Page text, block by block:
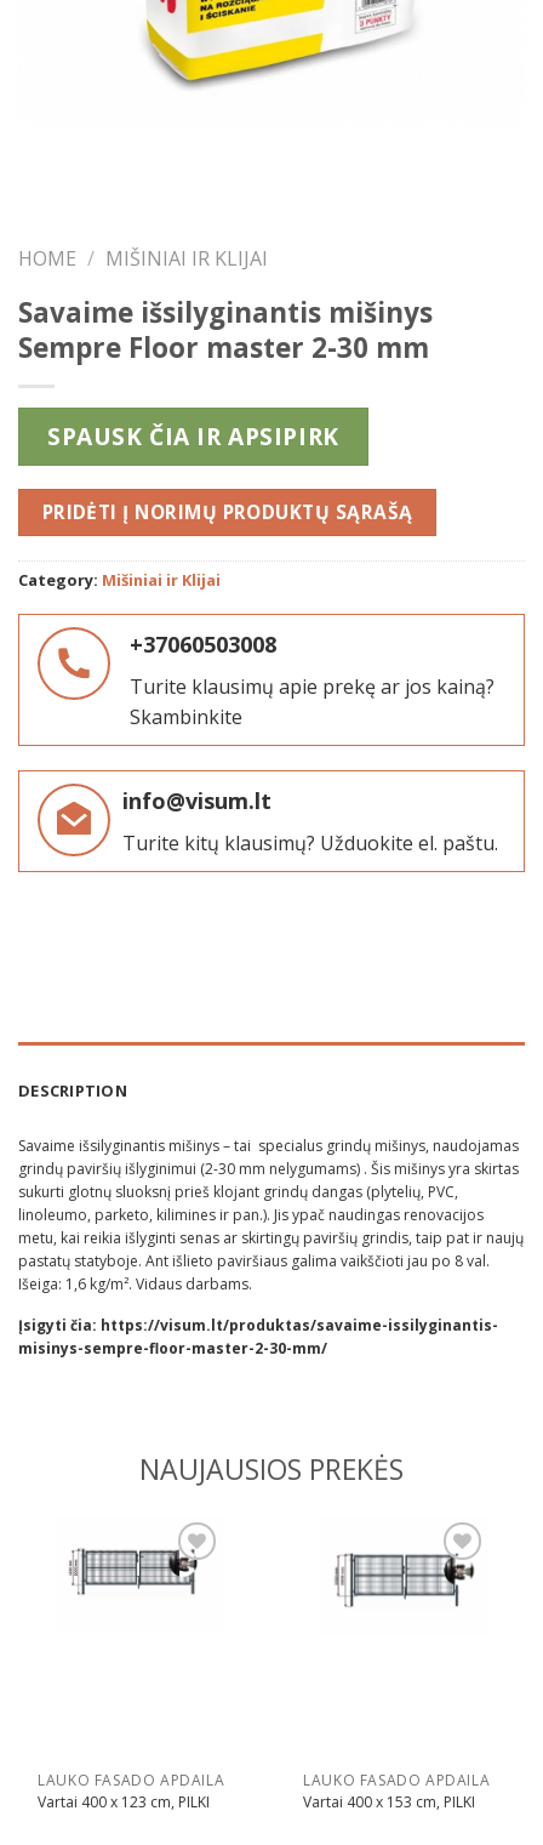
HOME / MIŠINIAI IR KLIJAI
Savaime išsilyginantis mišinys
Sempre Floor master 2-30 mm
SPAUSK ČIA IR APSIPIRK
PRIDĖTI
Category: Mišiniai ir Klijai
+37060503008
Turite klausimų apie prekę ar jos kainą?
Skambinkite
info@visum.lt
Turite kitų klausimų? Užduokite el. paštu.
DESCRIPTION
Savaime išsilyginantis mišinys – tai specialus grindų mišinys, naudojamas
grindų paviršių išlyginimui (2-30 mm nelygumams) . Šis mišinys yra skirtas
sukurti glotnų sluoksnį prieš klojant grindų dangas (plytelių, PVC,
linoleumo, parketo, kilimines ir pan.). Jis ypač naudingas renovacijos
metu, kai reikia išlyginti senas ar skirtingų paviršių grindis, taip pat ir naujų
pastatų statyboje. Ant išlieto paviršiaus galima vaikščioti jau po 8 val.
Išeiga: 1,6 kg/m². Vidaus darbams.
Įsigyti čia: https://visum.lt/produktas/savaime-issilyginantis-
misinys-sempre-floor-master-2-30-mm/
NAUJAUSIOS PREKĖS
Pridėti
LAUKO FASADO APDAILA
Vartai 400 x 123 cm, PILKI
Pridėti
LAUKO FASADO APDAILA
Vartai 400 x 153 cm, PILKI